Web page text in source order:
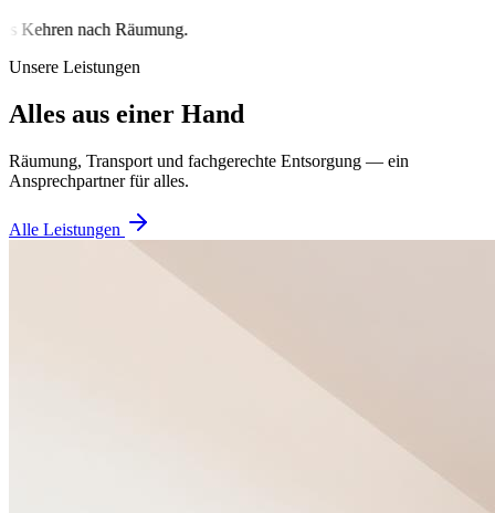
Kehren nach Räumung.
Unsere Leistungen
Alles aus einer Hand
Räumung, Transport und fachgerechte Entsorgung — ein
Ansprechpartner für alles.
Alle Leistungen